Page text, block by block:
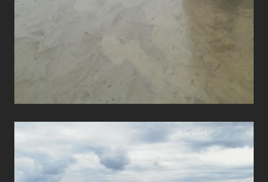
ÇATI UYGULAMALARI